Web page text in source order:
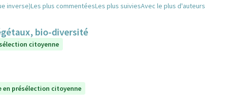
inverse)Les plus commentéesLes plus suiviesAvec le plus d'auteurs
bio-diversité
citoyenne
en présélection citoyenne